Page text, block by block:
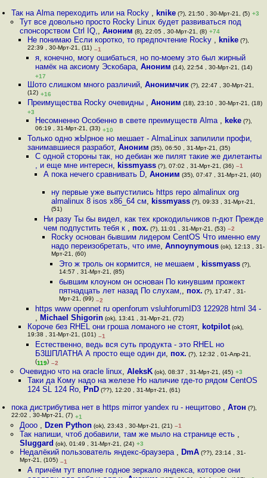
Так на Alma переходить или на Rocky , knike (?), 21:50 , 30-Мрт-21, (5) +3
Тут все довольно просто Rocky Linux будет развиваться под
спонсорством Ctrl IQ,, Аноним (8), 22:05 , 30-Мрт-21, (8) +74
Не понимаю Если коротко, то предпочтение Rocky , knike(?),
22:39 , 30-Мрт-21, (11) –1
я, конечно, могу ошибаться, но по-моему это был жирный
намёк на аксиому Эскобара,Аноним (14), 22:54 , 30-Мрт-21, (14)
+17
Шото слишком много различий, Анонимчик(?), 22:47 , 30-Мрт-21,
(12) +16
Преимущества Rocky очевидны , Аноним (18), 23:10 , 30-Мрт-21, (18)
+3
Несомненно Особенно в свете преимуществ Alma , keke (?),
06:19 , 31-Мрт-21, (33) +10
Только одно жЫрное но мешает - AlmaLinux запилили профи,
занимавшиеся разработ, Аноним (35), 06:50 , 31-Мрт-21, (35)
С одной стороны так, но дебиан же пилят такие же дилетанты
, и еще мне интересн, kissmyass (?), 07:02 , 31-Мрт-21, (36) –1
А пока нечего сравнивать D, Аноним (35), 07:47 , 31-Мрт-21, (40)
ну первые уже выпустились https repo almalinux org
almalinux 8 isos x86_64 см, kissmyass(?), 09:33 , 31-Мрт-21,
(51)
Ни разу Ты бы видел, как тех крокодильчиков п-дют Прежде
чем подпустить тебя к , пох. (?), 11:01 , 31-Мрт-21, (53) –2
Rocky основан бывшим лидером CentOS Что именно ему
надо переизобретать, что име, Annoynymous(ok), 12:13 , 31-
Мрт-21, (60)
Это ж троль он кормится, не мешаем , kissmyass (?),
14:57 , 31-Мрт-21, (85)
бывшим клоуном он основан По кинувшим прожект
пятнадцать лет назад По слухам,, пох. (?), 17:47 , 31-
Мрт-21, (99) –2
https www opennet ru openforum vsluhforumID3 122928 html 34 -
, Michael Shigorin (ok), 13:41 , 31-Мрт-21, (72)
Короче без RHEL они гроша ломаного не стоят, kotpilot(ok),
19:38 , 31-Мрт-21, (101) –1
Естественно, ведь вся суть продукта - это RHEL но
Б3ШПЛАТНА А просто еще один ди, пох. (?), 12:32 , 01-Апр-21,
(119) –2
Очевидно что на oracle linux, AleksK(ok), 08:37 , 31-Мрт-21, (45) +3
Таки да Кому надо на железе Но наличие где-то рядом CentOS
124 SL 124 Ro, PnD(??), 12:20 , 31-Мрт-21, (61)
пока дистрибутива нет в https mirror yandex ru - нещитово ,Атон (?),
22:02 , 30-Мрт-21, (7) +1
Дооо , Dzen Python(ok), 23:43 , 30-Мрт-21, (21) –1
Так напиши, чтоб добавили, там же мыло на странице есть ,
Sluggard (ok), 01:49 , 31-Мрт-21, (24) +3
Недалёкий пользователь яндекс-браузера , DmA(??), 23:14 , 31-
Мрт-21, (105) –1
А причём тут вполне годное зеркало яндекса, которое они